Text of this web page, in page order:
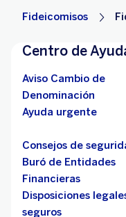
Fideicomisos
Centro de
Aviso Cambio de
Denominación
Ayuda urgente
Consejos de
Buró de Entidades
Financieras
Disposiciones
seguros